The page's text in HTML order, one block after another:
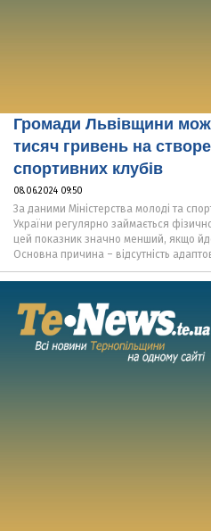
Громади Львівщини
тисяч гривень на
спортивних клубів
08.06.2024 09:50
За даними Міністерства молоді та
України регулярно займається
цей показник значно менший, якщо
Основна причина – відсутність